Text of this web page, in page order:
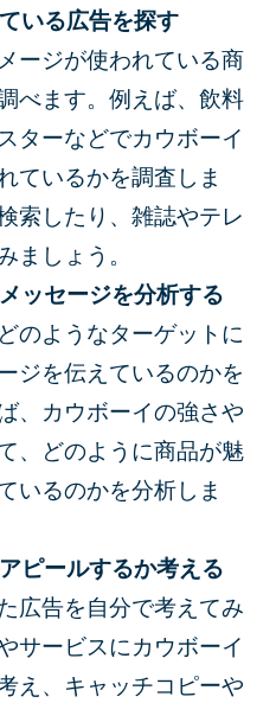
いる広告を探す
ージが使われている商
べます。例えば、飲料
ターなどでカウボーイ
ているかを調査しま
索したり、雑誌やテレ
ましょう。
ッセージを分析する
のようなターゲットに
ジを伝えているのかを
、カウボーイの強さや
、どのように商品が魅
いるのかを分析しま
ピールするか考える
広告を自分で考えてみ
サービスにカウボーイ
え、キャッチコピーや